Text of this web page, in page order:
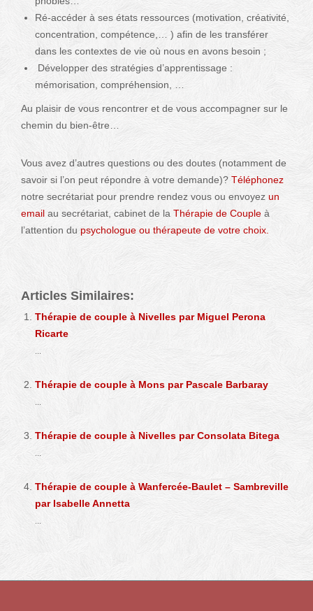
Ré-accéder à ses états ressources (motivation, créativité,
concentration, compétence,… ) afin de les transférer
dans les contextes de vie où nous en avons besoin ;
Développer des stratégies d’apprentissage :
mémorisation, compréhension, …
Au plaisir de vous rencontrer et de vous accompagner sur le
chemin du bien-être…
Vous avez d’autres questions ou des doutes (notamment de
savoir si l’on peut répondre à votre demande)? Téléphonez
notre secrétariat pour prendre rendez vous ou envoyez un
email au secrétariat, cabinet de la Thérapie de Couple à
l’attention du psychologue ou thérapeute de votre choix.
Articles Similaires:
Thérapie de couple à Nivelles par Miguel Perona
Ricarte
Thérapie de couple à Mons par Pascale Barbaray
Thérapie de couple à Nivelles par Consolata Bitega
Thérapie de couple à Wanfercée-Baulet – Sambreville
par Isabelle Annetta